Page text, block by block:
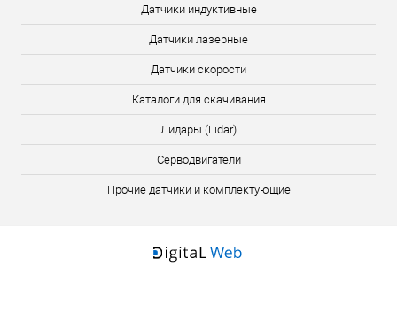
Датчики индуктивные
Датчики лазерные
Датчики скорости
Каталоги для скачивания
Лидары (Lidar)
Серводвигатели
Прочие датчики и комплектующие